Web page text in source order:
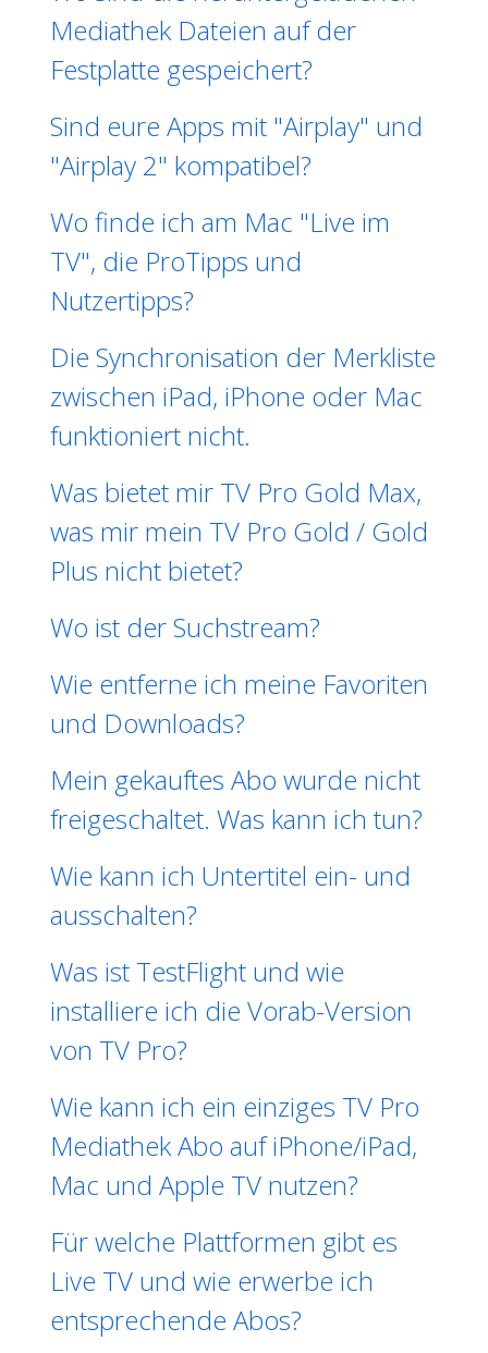
Mediathek Dateien auf der
Festplatte gespeichert?
Sind eure Apps mit "Airplay" und
"Airplay 2" kompatibel?
Wo finde ich am Mac "Live im
TV", die ProTipps und
Nutzertipps?
Die Synchronisation der Merkliste
zwischen iPad, iPhone oder Mac
funktioniert nicht.
Was bietet mir TV Pro Gold Max,
was mir mein TV Pro Gold / Gold
Plus nicht bietet?
Wo ist der Suchstream?
Wie entferne ich meine Favoriten
und Downloads?
Mein gekauftes Abo wurde nicht
freigeschaltet. Was kann ich tun?
Wie kann ich Untertitel ein- und
ausschalten?
Was ist TestFlight und wie
installiere ich die Vorab-Version
von TV Pro?
Wie kann ich ein einziges TV Pro
Mediathek Abo auf iPhone/iPad,
Mac und Apple TV nutzen?
Für welche Plattformen gibt es
Live TV und wie erwerbe ich
entsprechende Abos?